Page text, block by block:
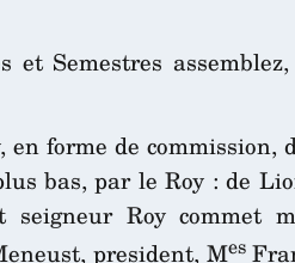
Semestres
forme de commission,
bas, par le Roy : de
Roy commet
president, Mes